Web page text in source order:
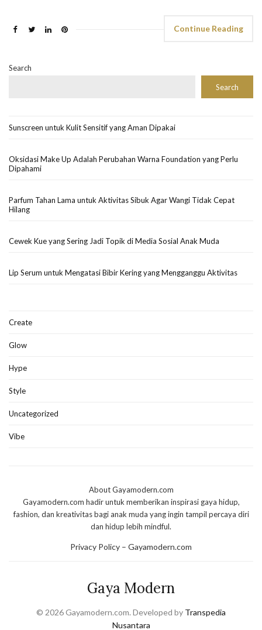
Continue Reading
Search
Search
Sunscreen untuk Kulit Sensitif yang Aman Dipakai
Oksidasi Make Up Adalah Perubahan Warna Foundation yang Perlu
Dipahami
Parfum Tahan Lama untuk Aktivitas Sibuk Agar Wangi Tidak Cepat
Hilang
Cewek Kue yang Sering Jadi Topik di Media Sosial Anak Muda
Lip Serum untuk Mengatasi Bibir Kering yang Mengganggu Aktivitas
Create
Glow
Hype
Style
Uncategorized
Vibe
About Gayamodern.com
Gayamodern.com hadir untuk memberikan inspirasi gaya hidup,
fashion, dan kreativitas bagi anak muda yang ingin tampil percaya diri
dan hidup lebih mindful.
Privacy Policy – Gayamodern.com
Gaya Modern
© 2026 Gayamodern.com. Developed by Transpedia
Nusantara